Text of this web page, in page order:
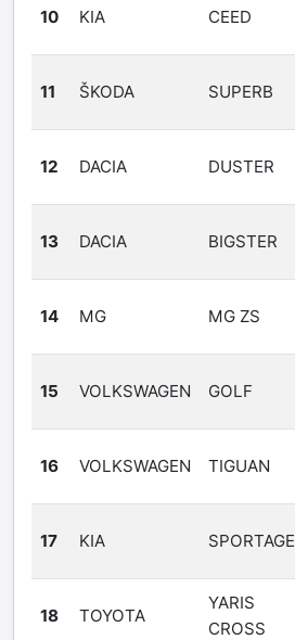
10 KIA CEED
11 ŠKODA SUPERB
12 DACIA DUSTER
13 DACIA BIGSTER
14 MG MG ZS
15 VOLKSWAGEN GOLF
16 VOLKSWAGEN TIGUAN
17 KIA SPORTAGE
18 TOYOTA
YARIS
CROSS